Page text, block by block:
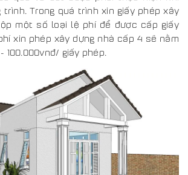
Trong quá trình xin giấy phép xây
một số loại lệ phí để được cấp giấy
xin phép xây dựng nhà cấp 4 sẽ nằm
100.000vnđ/ giấy phép.